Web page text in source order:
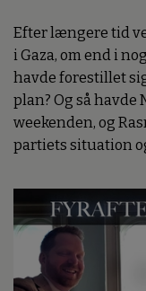
Efter længere tid
i Gaza, om end i
havde forestillet
plan? Og så havde
weekenden, og
partiets situation